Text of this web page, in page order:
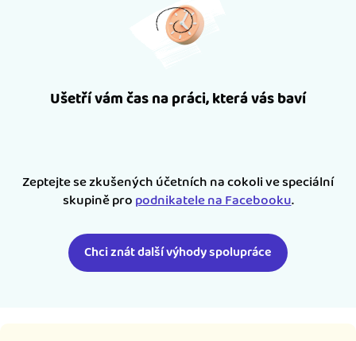
Ušetří vám čas na práci, která vás baví
Zeptejte se zkušených účetních na cokoli ve speciální
skupině propodnikatele na Facebooku.
Chci znát další výhody spolupráce